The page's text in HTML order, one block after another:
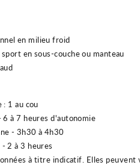
en milieu froid
en sous-couche ou manteau
: 1 au cou
à 7 heures d'autonomie
- 3h30 à 4h30
2 à 3 heures
à titre indicatif. Elles